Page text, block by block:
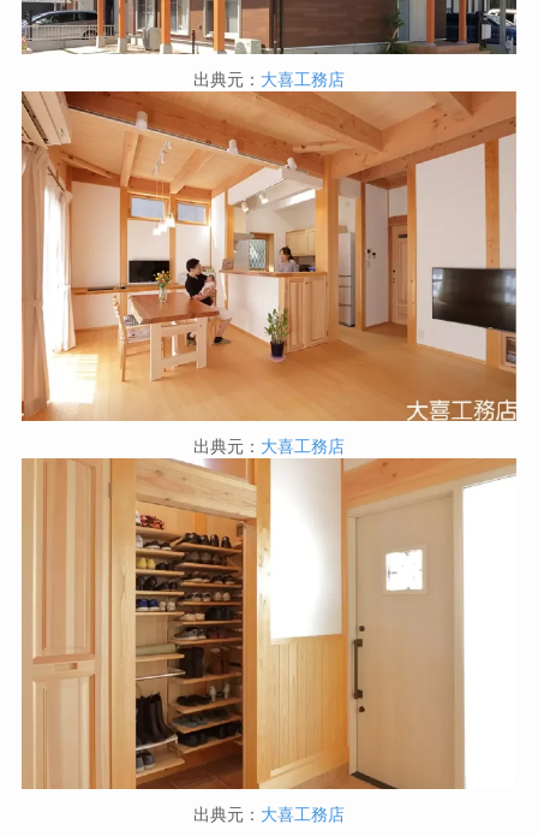
出典元： 大喜工務店
出典元： 大喜工務店
出典元： 大喜工務店